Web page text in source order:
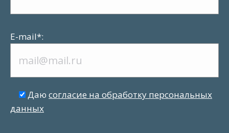
Е-mail*:
Даю согласие на обработку персональных
данных